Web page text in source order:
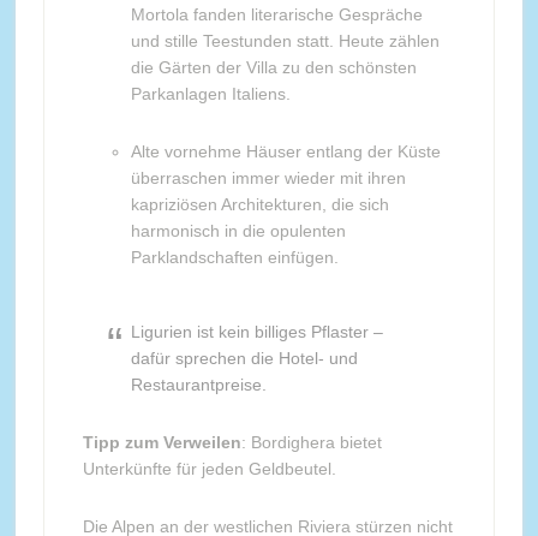
Mortola fanden literarische Gespräche
und stille Teestunden statt. Heute zählen
die Gärten der Villa zu den schönsten
Parkanlagen Italiens.
Alte vornehme Häuser entlang der Küste
überraschen immer wieder mit ihren
kapriziösen Architekturen, die sich
harmonisch in die opulenten
Parklandschaften einfügen.
Ligurien ist kein billiges Pflaster –
dafür sprechen die Hotel- und
Restaurantpreise.
Tipp zum Verweilen: Bordighera bietet
Unterkünfte für jeden Geldbeutel.
Die Alpen an der westlichen Riviera stürzen nicht